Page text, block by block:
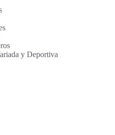
y Deportiva